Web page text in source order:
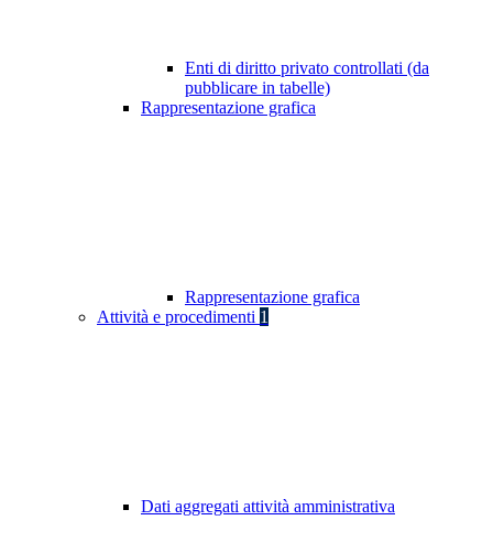
Enti di diritto privato controllati (da
pubblicare in tabelle)
Rappresentazione grafica
Rappresentazione grafica
Attività e procedimenti 1
Dati aggregati attività amministrativa